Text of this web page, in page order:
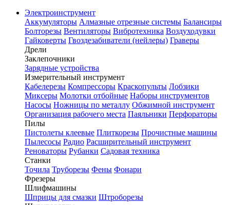
Электроинструмент
Аккумуляторы Алмазные отрезные системы Балансиры
Болторезы Вентиляторы Вибротехника Воздуходувки
Гайковерты Гвоздезабиватели (нейлеры) Граверы
Дрели
Заклепочники
Зарядные устройства
Измерительный инструмент
Кабелерезы Компрессоры Краскопульты Лобзики
Миксеры Молотки отбойные Наборы инструментов
Насосы Ножницы по металлу Обжимной инструмент
Организация рабочего места Паяльники Перфораторы
Пилы
Пистолеты клеевые Плиткорезы Прочистные машины
Пылесосы Радио Расширительный инструмент
Реноваторы Рубанки Садовая техника
Станки
Точила Труборезы Фены Фонари
Фрезеры
Шлифмашины
Шприцы для смазки Штроборезы